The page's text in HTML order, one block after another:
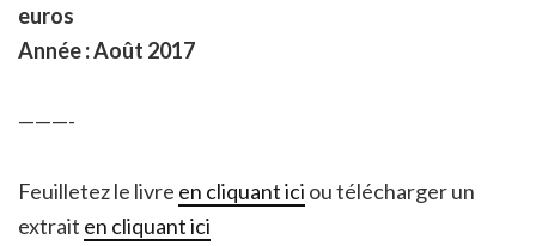
euros
Année : Août 2017
———-
Feuilletez le livre en cliquant ici ou télécharger un
extrait en cliquant ici